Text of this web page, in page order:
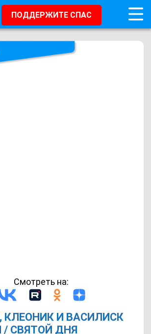
ПОДДЕРЖИТЕ СПАС
Смотреть на:
КЛЕОНИК И ВАСИЛИСК
СВЯТОЙ ДНЯ